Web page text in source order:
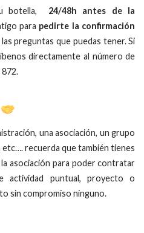
botella,
24/48h antes de la
para pedirte la confirmación
preguntas que puedas tener. Si
directamente al número de
una asociación, un grupo
etc…. recuerda que también tienes
asociación para poder contratar
puntual, proyecto o
sin compromiso ninguno.